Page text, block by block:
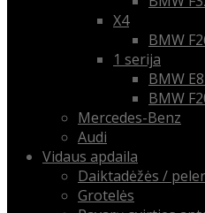
X4
BMW
1 serija
BMW
BMW
Mercedes-Benz
Audi
Vidaus apdaila
Daiktadėžės /
Grotelės